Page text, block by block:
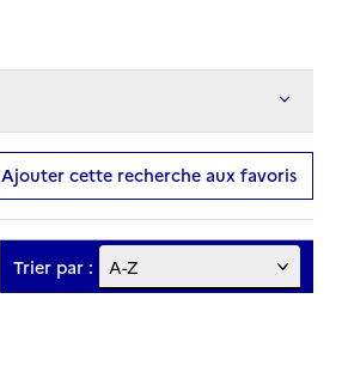
Ajouter cette recherche aux favoris
Trier par :